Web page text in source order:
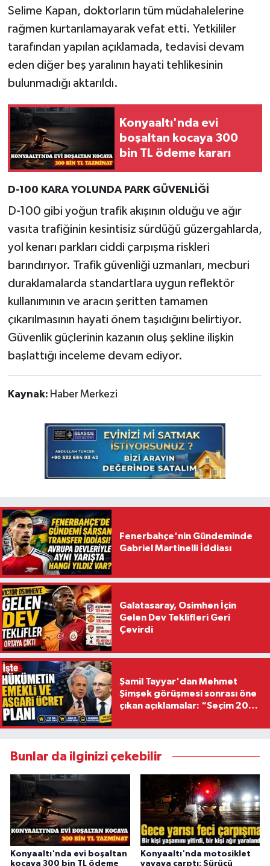
Selime Kapan, doktorların tüm müdahalelerine
rağmen kurtarılamayarak vefat etti. Yetkililer
tarafından yapılan açıklamada, tedavisi devam
eden diğer beş yaralının hayati tehlikesinin
bulunmadığı aktarıldı.
Konyaaltı'nda evi
boşaltan kocaya 300
bin TL ödeme kararı
D-100 KARA YOLUNDA PARK GÜVENLİĞİ
D-100 gibi yoğun trafik akışının olduğu ve ağır
vasıta trafiğinin kesintisiz sürdüğü güzergahlarda,
yol kenarı parkları ciddi çarpışma riskleri
barındırıyor. Trafik güvenliği uzmanları, mecburi
duraklamalarda standartlara uygun reflektör
kullanımının ve aracın şeritten tamamen
çıkarılmasının hayati önem taşıdığını belirtiyor.
Güvenlik güçlerinin kazanın oluş şekline ilişkin
başlattığı inceleme devam ediyor.
Kaynak: Haber Merkezi
Fenerbahçe'nin Gündeminde
Gabriel Martinelli İddiası
Galatasaray, Osimhen İçin
Gelen Dev Teklifleri Geri
Çevirdi
Şamil Tayyar'dan Mehmet
Şimşek görüşmesi sonrası öne
çıkan açıklamalar: “Seçim 2028
Bunlar da ilginizi çekebilir
Konyaaltı'nda evi boşaltan
kocaya 300 bin TL ödeme
Konyaaltı'nda motosiklet
yayaya çarptı: Sürücü